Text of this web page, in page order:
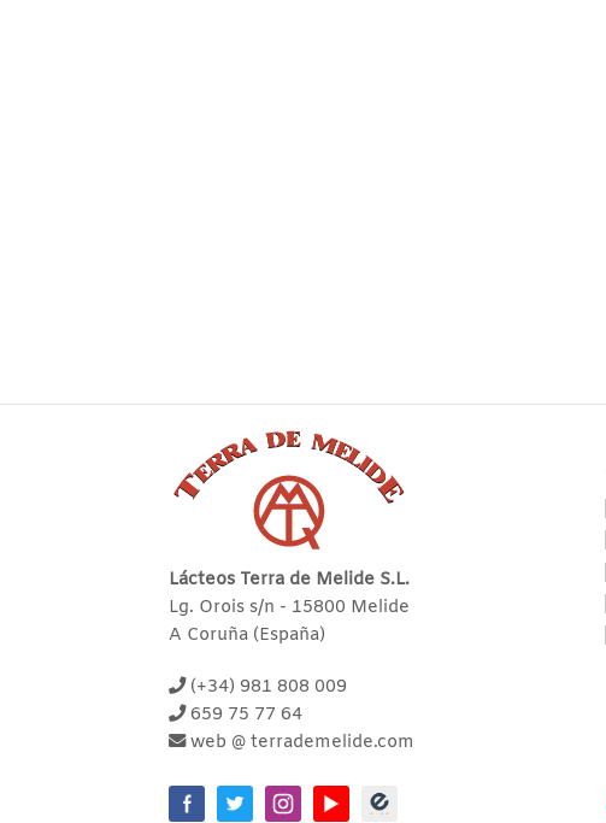
Lácteos Terra de Melide S.L.
Lg. Orois s/n - 15800 Melide
A Coruña (España)
(+34) 981 808 009
659 75 77 64
web @ terrademelide.com